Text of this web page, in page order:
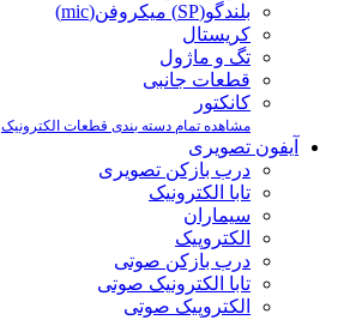
بلندگو(SP) میکروفن(mic)
کریستال
تگ و ماژول
قطعات جانبی
کانکتور
مشاهده تمام دسته بندی قطعات الکترونیک
آیفون تصویری
درب بازکن تصویری
تابا الکترونیک
سیماران
الکتروپیک
درب بازکن صوتی
تابا الکترونیک صوتی
الکتروپیک صوتی